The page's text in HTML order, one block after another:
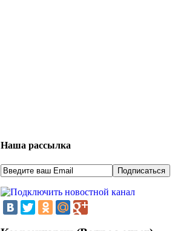
Наша рассылка